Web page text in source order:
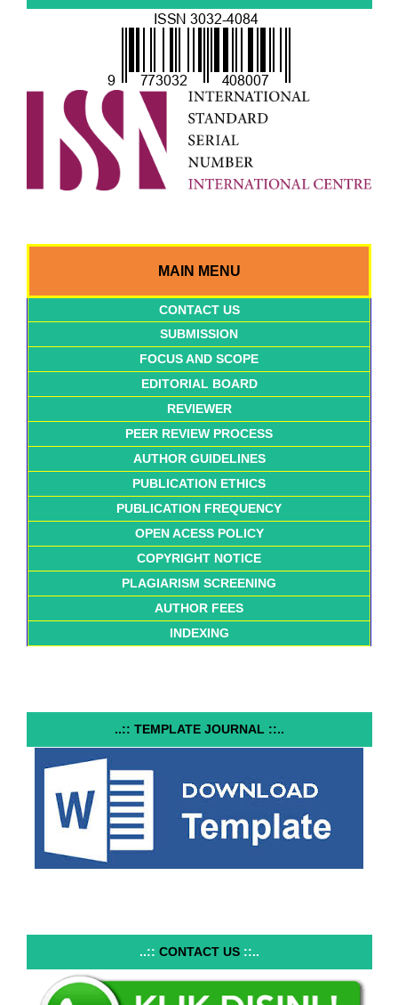
MAIN MENU
CONTACT US
SUBMISSION
FOCUS AND SCOPE
EDITORIAL BOARD
REVIEWER
PEER REVIEW PROCESS
AUTHOR GUIDELINES
PUBLICATION ETHICS
PUBLICATION FREQUENCY
OPEN ACESS POLICY
COPYRIGHT NOTICE
PLAGIARISM SCREENING
AUTHOR FEES
INDEXING
..:: TEMPLATE JOURNAL ::..
..:: CONTACT US ::..